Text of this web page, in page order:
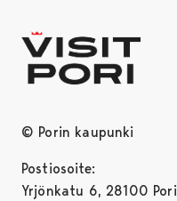
© Porin kaupunki
Postiosoite:
Yrjönkatu 6, 28100 Pori